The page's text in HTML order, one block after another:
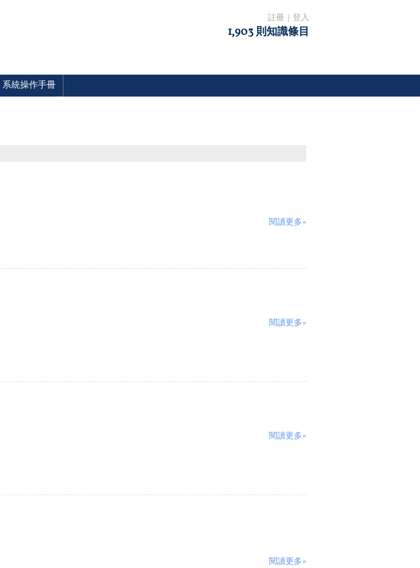
註冊 登入
1,903 則知識條目
系統操作手冊
閱讀更多»
閱讀更多»
閱讀更多»
閱讀更多»